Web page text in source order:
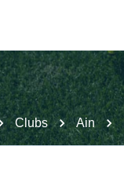
Clubs Ain